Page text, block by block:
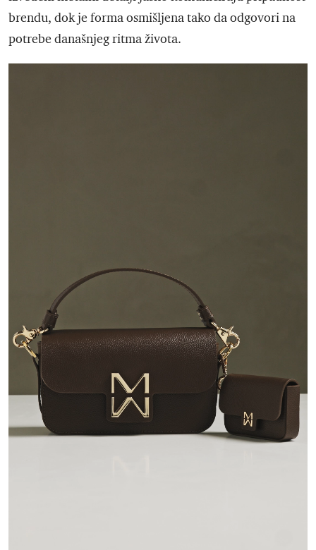
brendu, dok je forma osmišljena tako da odgovori na
potrebe današnjeg ritma života.